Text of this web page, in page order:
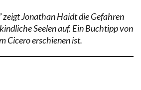
zeigt Jonathan Haidt die Gefahren
Seelen auf. Ein Buchtipp von
Cicero erschienen ist.